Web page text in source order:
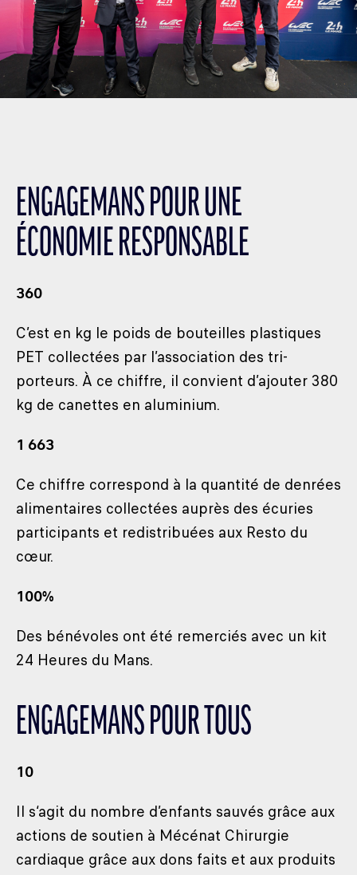
ENGAGEMANS POUR UNE
ÉCONOMIE RESPONSABLE
360
C’est en kg le poids de bouteilles plastiques
PET collectées par l’association des tri-
porteurs. À ce chiffre, il convient d’ajouter 380
kg de canettes en aluminium.
1 663
Ce chiffre correspond à la quantité de denrées
alimentaires collectées auprès des écuries
participants et redistribuées aux Resto du
cœur.
100%
Des bénévoles ont été remerciés avec un kit
24 Heures du Mans.
ENGAGEMANS POUR TOUS
10
Il s‘agit du nombre d’enfants sauvés grâce aux
actions de soutien à Mécénat Chirurgie
cardiaque grâce aux dons faits et aux produits